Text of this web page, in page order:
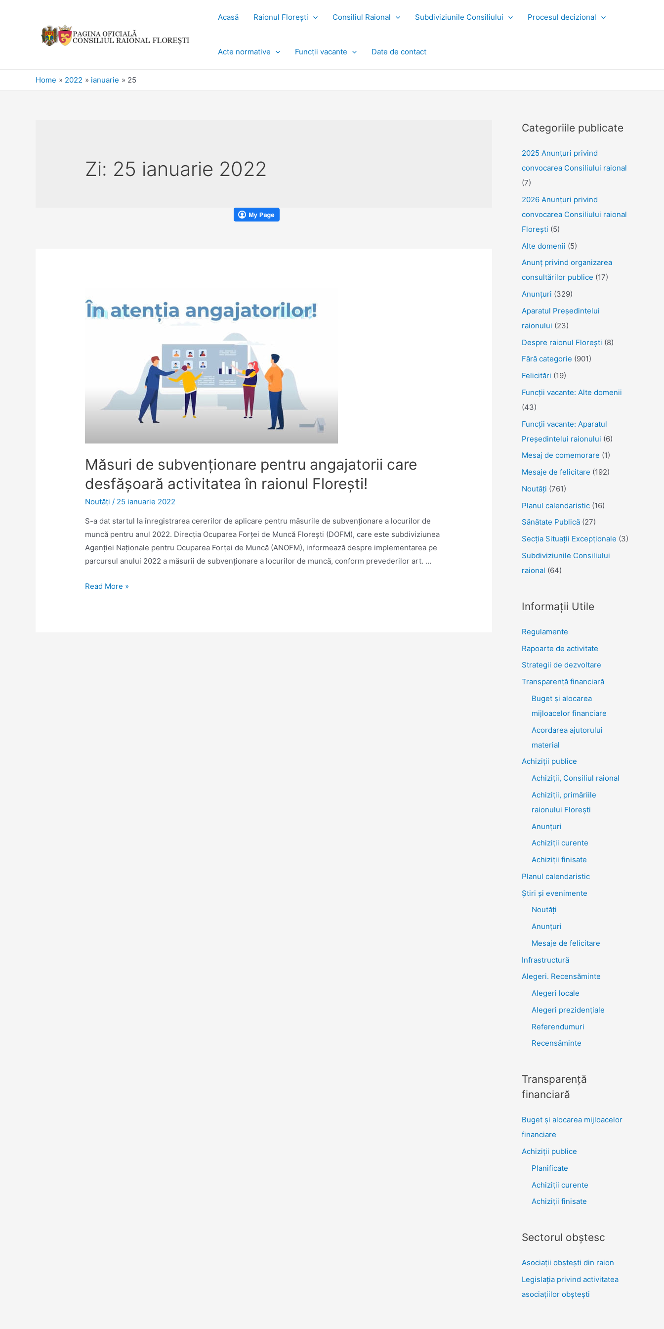
Acasă Raionul Florești Consiliul Raional Subdiviziunile Consiliului Procesul decizional
Acte normative Funcții vacante Date de contact
Home 2022 ianuarie 25
Zi: 25 ianuarie 2022
Măsuri de subvenţionare pentru angajatorii care
desfăşoară activitatea în raionul Floreşti!
Noutăţi / 25 ianuarie 2022
S-a dat startul la înregistrarea cererilor de aplicare pentru măsurile de subvenționare a locurilor de
muncă pentru anul 2022. Direcția Ocuparea Forței de Muncă Florești (DOFM), care este subdiviziunea
Agenției Naționale pentru Ocuparea Forței de Muncă (ANOFM), informează despre implementarea pe
parcursul anului 2022 a măsurii de subvenționare a locurilor de muncă, conform prevederilor art. …
Măsuri
Read More »
Categoriile publicate
2025 Anunţuri privind
convocarea Consiliului raional
(7)
2026 Anunțuri privind
convocarea Consiliului raional
Florești (5)
Alte domenii (5)
Anunţ privind organizarea
consultărilor publice (17)
Anunţuri (329)
Aparatul Preşedintelui
raionului (23)
Despre raionul Floreşti (8)
Fără categorie (901)
Felicitări (19)
Funcţii vacante: Alte domenii
(43)
Funcții vacante: Aparatul
Președintelui raionului (6)
Mesaj de comemorare (1)
Mesaje de felicitare (192)
Noutăţi (761)
Planul calendaristic (16)
Sănătate Publică (27)
Secția Situații Excepționale (3)
Subdiviziunile Consiliului
raional (64)
Informații Utile
Regulamente
Rapoarte de activitate
Strategii de dezvoltare
Transparenţă financiară
Buget și alocarea
mijloacelor financiare
Acordarea ajutorului
material
Achiziţii publice
Achiziții, Consiliul raional
Achiziții, primăriile
raionului Florești
Anunțuri
Achiziții curente
Achiziții finisate
Planul calendaristic
Știri şi evenimente
Noutăţi
Anunţuri
Mesaje de felicitare
Infrastructură
Alegeri. Recensăminte
Alegeri locale
Alegeri prezidențiale
Referendumuri
Recensăminte
Transparenţă
financiară
Buget și alocarea mijloacelor
financiare
Achiziţii publice
Planificate
Achiziții curente
Achiziții finisate
Sectorul obştesc
Asociaţii obşteşti din raion
Legislaţia privind activitatea
asociaţiilor obşteşti